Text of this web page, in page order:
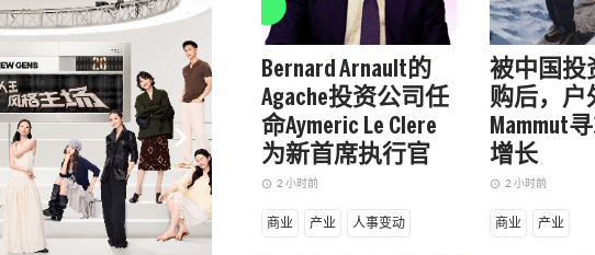
keyboard_arrow_right
Bernard Arnault的
Agache投资公司任
命Aymeric Le Clere
为新首席执行官
access_time 2 小时前
商业 产业 人事变动
被中国投
购后，户
Mammut
增长
access_time 2 小时前
商业 产业